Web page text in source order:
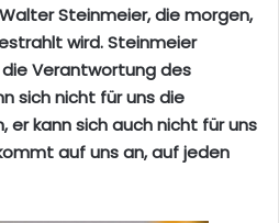
Steinmeier, die morgen,
wird. Steinmeier
Verantwortung des
sich nicht für uns die
er kann sich auch nicht für uns
auf uns an, auf jeden